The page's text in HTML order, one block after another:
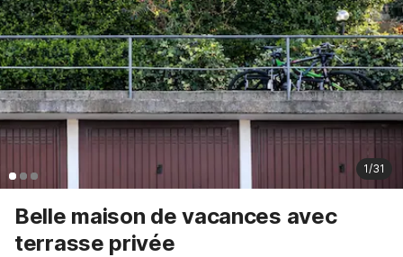
1/31
Belle maison de vacances avec
terrasse privée